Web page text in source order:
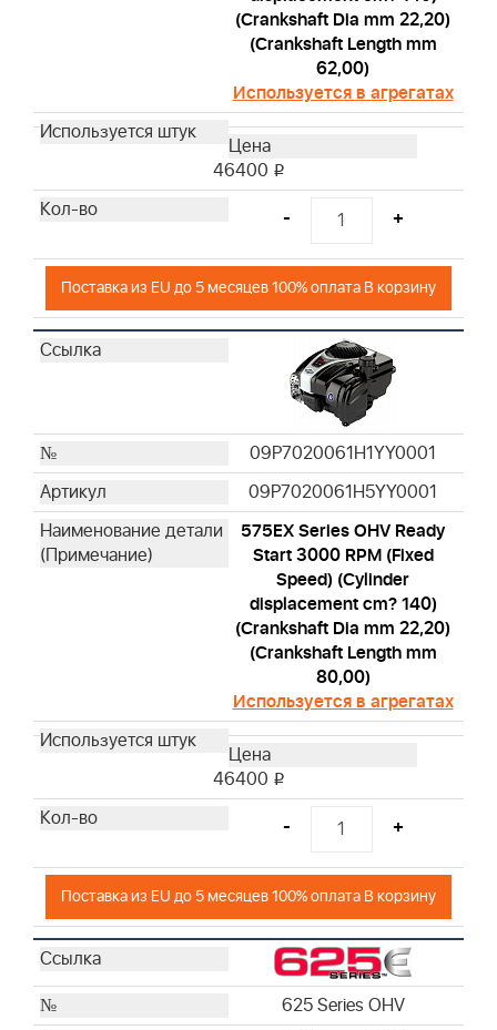
(Crankshaft Dia mm 22,20)
(Crankshaft Length mm
62,00)
Используется в агрегатах
46400 i
- +
Поставка из EU до 5 месяцев 100% оплата В корзину
09P7020061H1YY0001
09P7020061H5YY0001
575EX Series OHV Ready
Start 3000 RPM (Fixed
Speed) (Cylinder
displacement cm? 140)
(Crankshaft Dia mm 22,20)
(Crankshaft Length mm
80,00)
Используется в агрегатах
46400 i
- +
Поставка из EU до 5 месяцев 100% оплата В корзину
625 Series OHV